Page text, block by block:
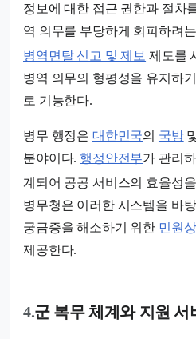
정보에 대한 접근 권한과 절차
역 의무를 부당하게 회피하려
병역면탈 신고 및 제보 제도를
병역 의무의 형평성을 유지하
로 기능한다.
병무 행정은 대한민국의 국방
분야이다. 행정안전부가 관리
계되어 공공 서비스의 효율성
병무청은 이러한 시스템을 바
궁금증을 해소하기 위한 민원
제공한다.
4.군 복무 체계와 지원 서